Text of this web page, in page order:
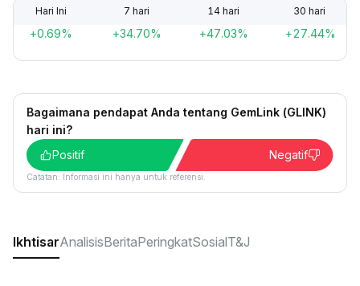
Hari Ini 7 hari 14 hari 30 hari
+0.69% +34.70% +47.03% +27.44%
Bagaimana pendapat Anda tentang GemLink (GLINK)
hari ini?
Positif
Negatif
Catatan: Informasi ini hanya untuk referensi.
IkhtisarAnalisisBeritaPeringkatSosialT&J